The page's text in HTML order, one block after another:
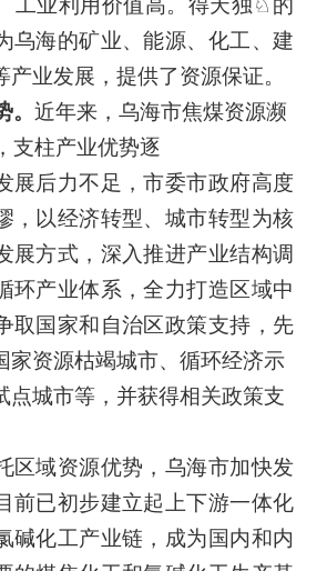
工业利用价值高。得天独♘的
乌海的矿业、能源、化工、建
业发展，提供了资源保证。
近年来，乌海市焦煤资源濒
支柱产业优势逐
展后力不足，市委市政府高度
，以经济转型、城市转型为核
展方式，深入推进产业结构调
环产业体系，全力打造区域中
取国家和自治区政策支持，先
家资源枯竭城市、循环经济示
点城市等，并获得相关政策支
区域资源优势，乌海市加快发
前已初步建立起上下游一体化
碱化工产业链，成为国内和内